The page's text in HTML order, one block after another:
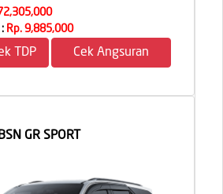
Rp. 9,885,000
TDP Cek Angsuran
GR SPORT